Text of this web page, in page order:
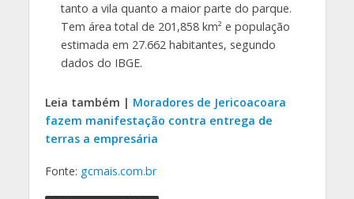
tanto a vila quanto a maior parte do parque.
Tem área total de 201,858 km² e população
estimada em 27.662 habitantes, segundo
dados do IBGE.
Leia também | Moradores de Jericoacoara
fazem manifestação contra entrega de
terras a empresária
Fonte: gcmais.com.br